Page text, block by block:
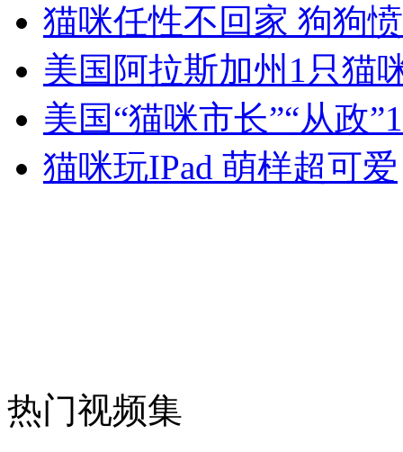
女孩北京地铁殴打老人 痛下狠手拳打脚踢
无痛分娩是否安全 医生回应
猫咪任性不回家 狗狗
美国阿拉斯加州1只猫
美国“猫咪市长”“从政
猫咪玩IPad 萌样超可爱
热门视频集